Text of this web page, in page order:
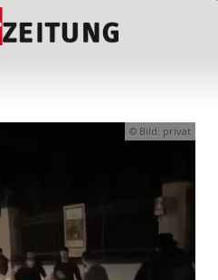
Bild: privat